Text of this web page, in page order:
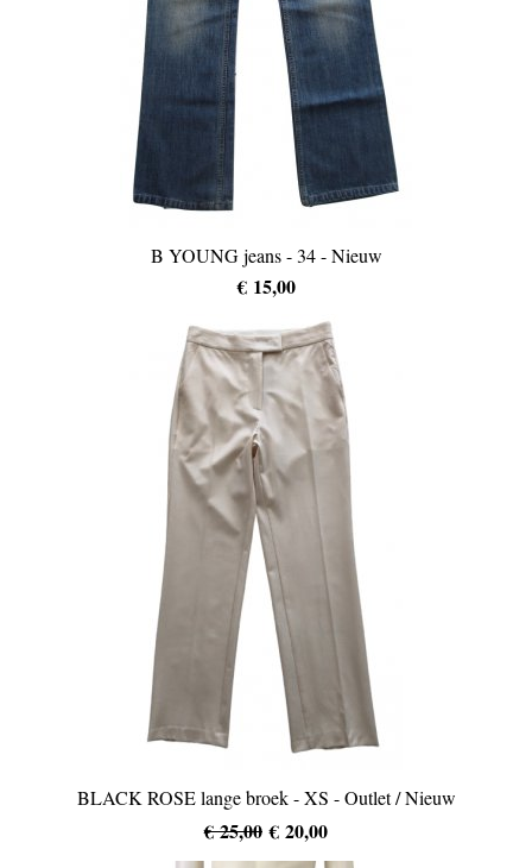
B YOUNG jeans - 34 - Nieuw
€ 15,00
BLACK ROSE lange broek - XS - Outlet / Nieuw
€ 25,00 € 20,00